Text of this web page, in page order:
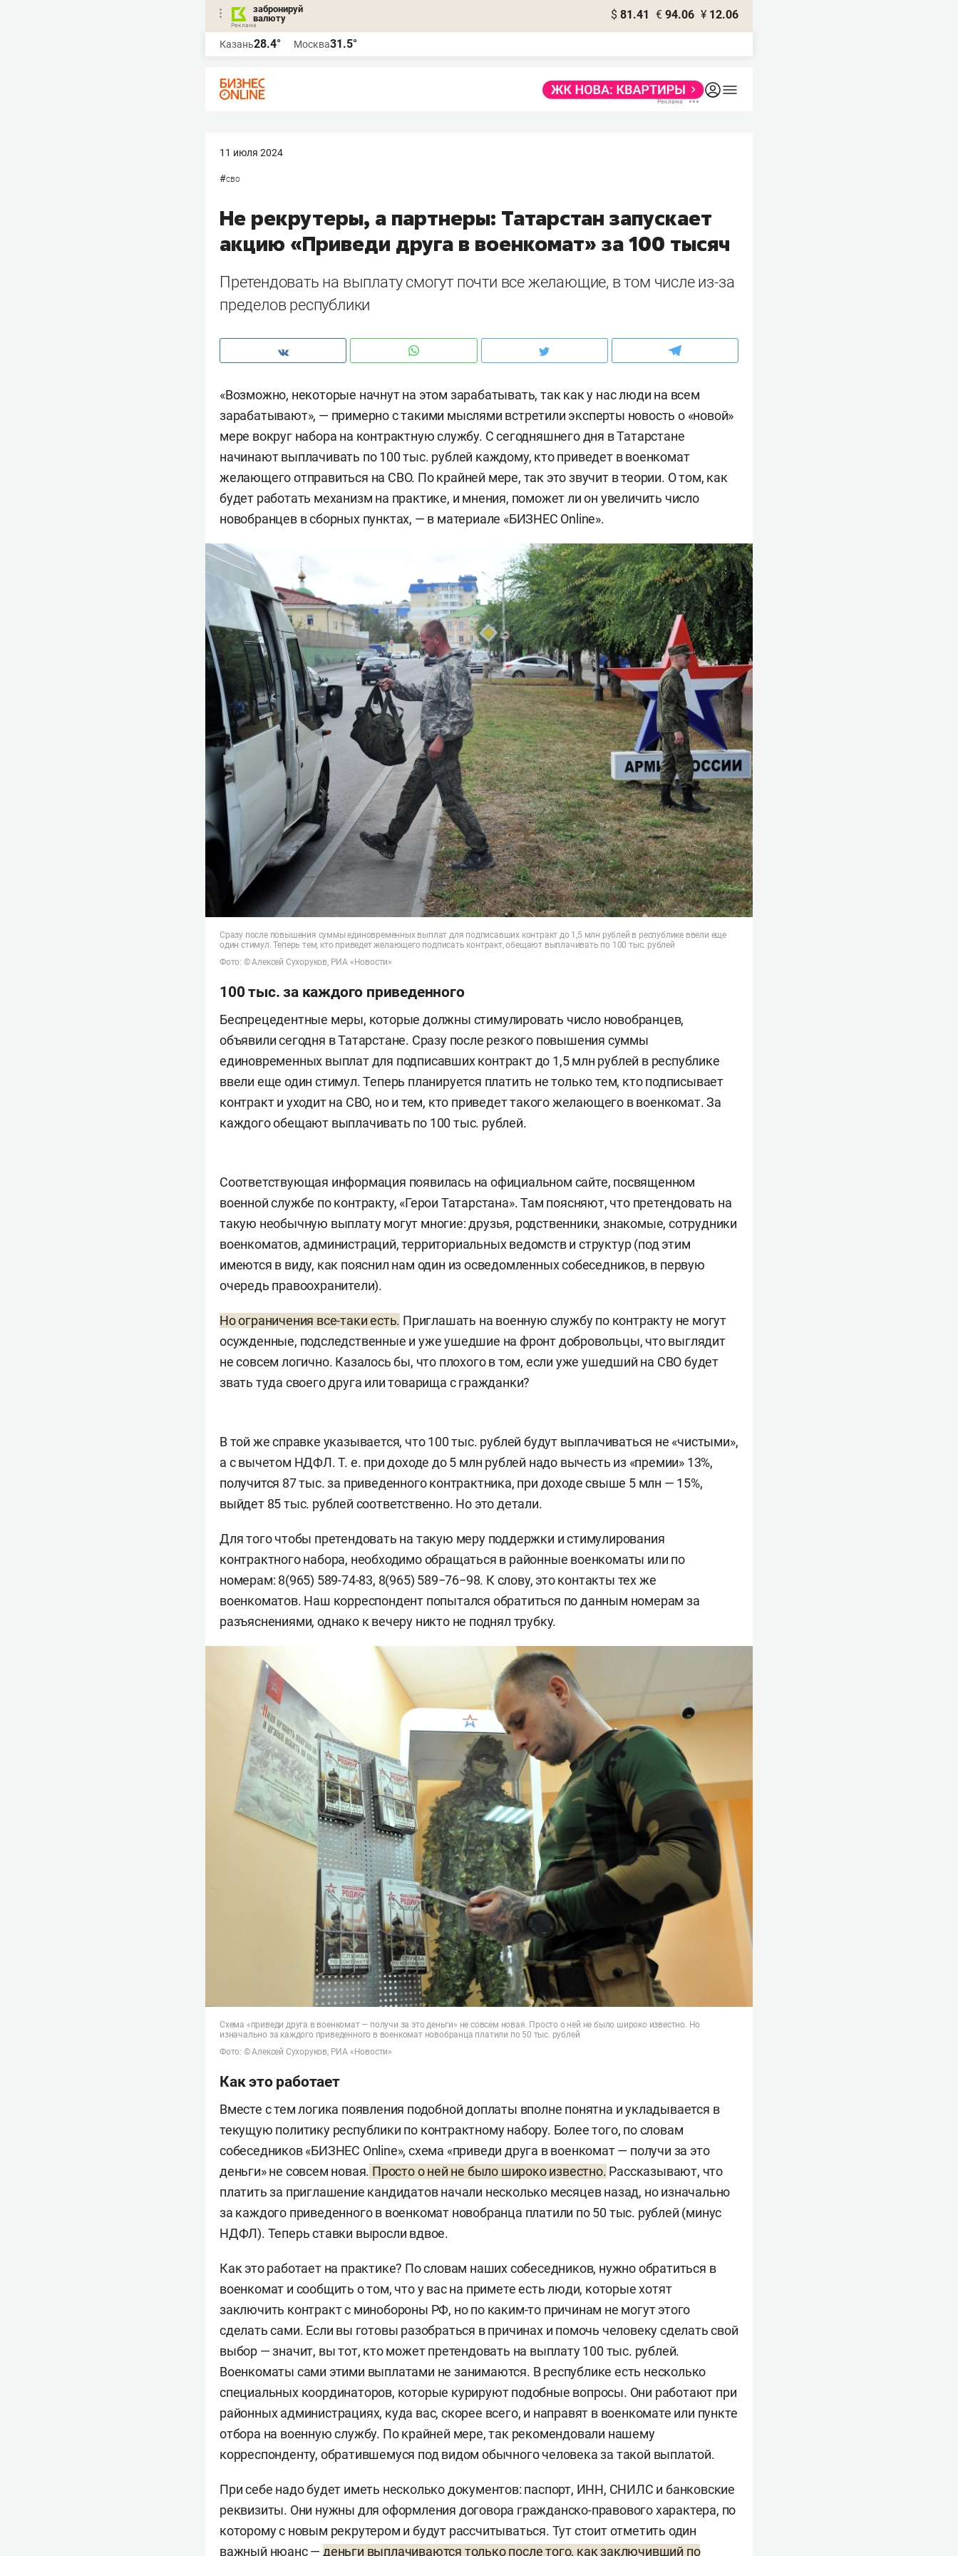
забронируй
валюту
$ 81.41 € 94.06 ¥ 12.06
Казань28.4° Москва31.5°
11 июля 2024
#сво
Не рекрутеры, а партнеры: Татарстан запускает
акцию «Приведи друга в военкомат» за 100 тысяч
Претендовать на выплату смогут почти все желающие, в том числе из-за
пределов республики
«Возможно, некоторые начнут на этом зарабатывать, так как у нас люди на всем
зарабатывают», — примерно с такими мыслями встретили эксперты новость о «новой»
мере вокруг набора на контрактную службу. С сегодняшнего дня в Татарстане
начинают выплачивать по 100 тыс. рублей каждому, кто приведет в военкомат
желающего отправиться на СВО. По крайней мере, так это звучит в теории. О том, как
будет работать механизм на практике, и мнения, поможет ли он увеличить число
новобранцев в сборных пунктах, — в материале «БИЗНЕС Online».
Сразу после повышения суммы единовременных выплат для подписавших контракт до 1,5 млн рублей в республике ввели еще
один стимул. Теперь тем, кто приведет желающего подписать контракт, обещают выплачивать по 100 тыс. рублей
Фото: © Алексей Сухоруков, РИА «Новости»
100 тыс. за каждого приведенного
Беспрецедентные меры, которые должны стимулировать число новобранцев,
объявили сегодня в Татарстане. Сразу после резкого повышения суммы
единовременных выплат для подписавших контракт до 1,5 млн рублей в республике
ввели еще один стимул. Теперь планируется платить не только тем, кто подписывает
контракт и уходит на СВО, но и тем, кто приведет такого желающего в военкомат. За
каждого обещают выплачивать по 100 тыс. рублей.
Соответствующая информация появилась на официальном сайте, посвященном
военной службе по контракту, «Герои Татарстана». Там поясняют, что претендовать на
такую необычную выплату могут многие: друзья, родственники, знакомые, сотрудники
военкоматов, администраций, территориальных ведомств и структур (под этим
имеются в виду, как пояснил нам один из осведомленных собеседников, в первую
очередь правоохранители).
Но ограничения все-таки есть. Приглашать на военную службу по контракту не могут
осужденные, подследственные и уже ушедшие на фронт добровольцы, что выглядит
не совсем логично. Казалось бы, что плохого в том, если уже ушедший на СВО будет
звать туда своего друга или товарища с гражданки?
В той же справке указывается, что 100 тыс. рублей будут выплачиваться не «чистыми»,
а с вычетом НДФЛ. Т. е. при доходе до 5 млн рублей надо вычесть из «премии» 13%,
получится 87 тыс. за приведенного контрактника, при доходе свыше 5 млн — 15%,
выйдет 85 тыс. рублей соответственно. Но это детали.
Для того чтобы претендовать на такую меру поддержки и стимулирования
контрактного набора, необходимо обращаться в районные военкоматы или по
номерам: 8(965) 589-74-83, 8(965) 589−76−98. К слову, это контакты тех же
военкоматов. Наш корреспондент попытался обратиться по данным номерам за
разъяснениями, однако к вечеру никто не поднял трубку.
Схема «приведи друга в военкомат — получи за это деньги» не совсем новая. Просто о ней не было широко известно. Но
изначально за каждого приведенного в военкомат новобранца платили по 50 тыс. рублей
Фото: © Алексей Сухоруков, РИА «Новости»
Как это работает
Вместе с тем логика появления подобной доплаты вполне понятна и укладывается в
текущую политику республики по контрактному набору. Более того, по словам
собеседников «БИЗНЕС Online», схема «приведи друга в военкомат — получи за это
деньги» не совсем новая. Просто о ней не было широко известно. Рассказывают, что
платить за приглашение кандидатов начали несколько месяцев назад, но изначально
за каждого приведенного в военкомат новобранца платили по 50 тыс. рублей (минус
НДФЛ). Теперь ставки выросли вдвое.
Как это работает на практике? По словам наших собеседников, нужно обратиться в
военкомат и сообщить о том, что у вас на примете есть люди, которые хотят
заключить контракт с минобороны РФ, но по каким-то причинам не могут этого
сделать сами. Если вы готовы разобраться в причинах и помочь человеку сделать свой
выбор — значит, вы тот, кто может претендовать на выплату 100 тыс. рублей.
Военкоматы сами этими выплатами не занимаются. В республике есть несколько
специальных координаторов, которые курируют подобные вопросы. Они работают при
районных администрациях, куда вас, скорее всего, и направят в военкомате или пункте
отбора на военную службу. По крайней мере, так рекомендовали нашему
корреспонденту, обратившемуся под видом обычного человека за такой выплатой.
При себе надо будет иметь несколько документов: паспорт, ИНН, СНИЛС и банковские
реквизиты. Они нужны для оформления договора гражданско-правового характера, по
которому с новым рекрутером и будут рассчитываться. Тут стоит отметить один
важный нюанс —деньги выплачиваются только после того, как заключивший по